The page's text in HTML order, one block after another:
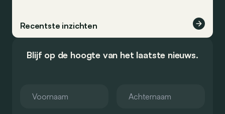
Recentste inzichten
Blijf op de hoogte van het laatste nieuws.